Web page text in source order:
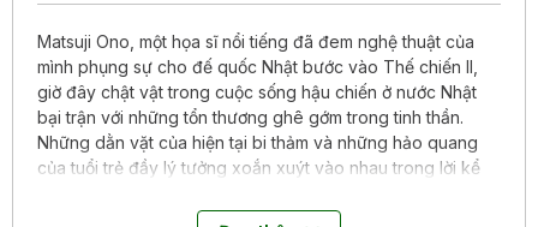
Matsuji Ono, một họa sĩ nổi tiếng đã đem nghệ thuật của
mình phụng sự cho đế quốc Nhật bước vào Thế chiến II,
giờ đây chật vật trong cuộc sống hậu chiến ở nước Nhật
bại trận với những tổn thương ghê gớm trong tinh thần.
Những dằn vặt của hiện tại bi thảm và những hảo quang
của tuổi trẻ đầy lý tưởng xoắn xuýt vào nhau trong lời kể